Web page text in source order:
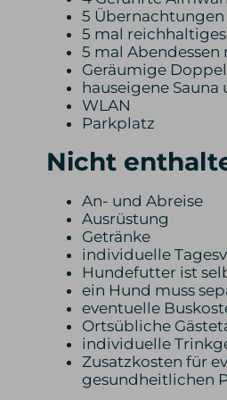
5
5 mal
5 mal
Geräumige
hauseigene
WLAN
Parkplatz
Nicht
An- und Abreise
Ausrüstung
Getränke
individuelle
Hundefutter ist
ein Hund muss
eventuelle
Ortsübliche
individuelle
Zusatzkosten für
gesundheitlichen